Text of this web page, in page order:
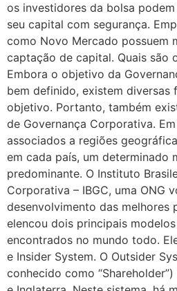
os investidores da bolsa
seu capital com segurança.
como Novo Mercado possuem
captação de capital. Quais são
Embora o objetivo da
bem definido, existem diversas
objetivo. Portanto, também
de Governança Corporativa.
associados a regiões
em cada país, um determinado
predominante. O Instituto
Corporativa – IBGC, uma ONG
desenvolvimento das melhores
elencou dois principais
encontrados no mundo todo.
e Insider System. O Outsider
conhecido como